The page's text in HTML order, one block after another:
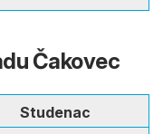
Čakovec
Studenac